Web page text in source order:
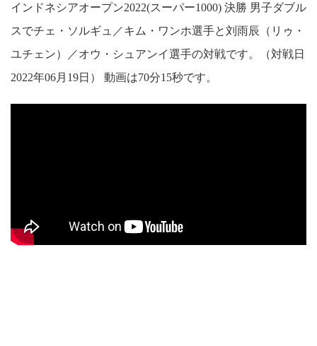
インドネシアオープン2022(スーパー1000) 決勝 男子ダブル
スでチェ・ソルギュ／キム・ワンホ選手と刘雨辰（リゥ・
ユチェン）／オウ・シュアンイ選手の対戦です。（対戦日
2022年06月19日） 動画は70分15秒です。